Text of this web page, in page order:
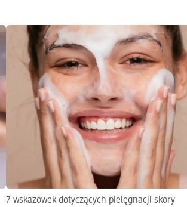
7 wskazówek dotyczących pielęgnacji skóry